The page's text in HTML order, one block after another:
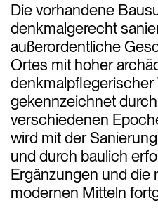
Die vorhandene
denkmalgerecht
außerordentliche
Ortes mit hoher
denkmalpflegerischer
gekennzeichnet
verschiedenen
wird mit der
und durch baulich
Ergänzungen und die
modernen Mitteln